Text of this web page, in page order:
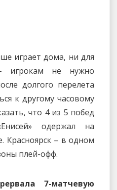
играет дома, ни для
игрокам не нужно
долгого перелета
к другому часовому
что 4 из 5 побед
одержал на
– в одном
плей-офф.
7-матчевую